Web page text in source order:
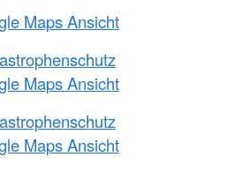
Maps Ansicht
Maps Ansicht
Maps Ansicht